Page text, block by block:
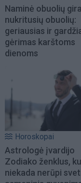
Naminė obuolių
nukritusių obuolių:
geriausias ir
gėrimas karštoms
dienoms
Horoskopai
Astrologė įvardijo
Zodiako ženklus,
niekada nerūpi